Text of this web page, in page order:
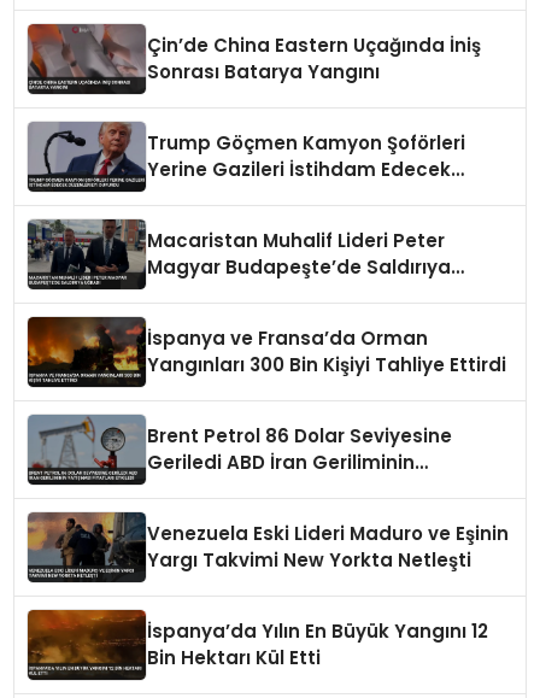
Çin’de China Eastern Uçağında İniş
Sonrası Batarya Yangını
Trump Göçmen Kamyon Şoförleri
Yerine Gazileri İstihdam Edecek
Macaristan Muhalif Lideri Peter
Magyar Budapeşte’de Saldırıya
İspanya ve Fransa’da Orman
Yangınları 300 Bin Kişiyi Tahliye Ettirdi
Brent Petrol 86 Dolar Seviyesine
Geriledi ABD İran Geriliminin
Venezuela Eski Lideri Maduro ve Eşinin
Yargı Takvimi New Yorkta Netleşti
İspanya’da Yılın En Büyük Yangını 12
Bin Hektarı Kül Etti